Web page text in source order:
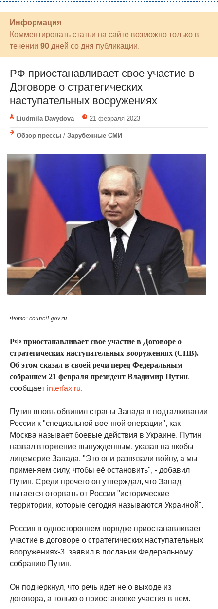
Информация
Комментировать статьи на сайте возможно только в
течении 90 дней со дня публикации.
РФ приостанавливает свое участие в
Договоре о стратегических
наступательных вооружениях
Liudmila Davydova 21 февраля 2023
Обзор прессы / Зарубежные СМИ
Фото: council.gov.ru
РФ приостанавливает свое участие в Договоре о
стратегических наступательных вооружениях (СНВ).
Об этом сказал в своей речи перед Федеральным
собранием 21 февраля президент Владимир Путин,
сообщает interfax.ru.
Путин вновь обвинил страны Запада в подталкивании
России к "специальной военной операции", как
Москва называет боевые действия в Украине. Путин
назвал вторжение вынужденным, указав на якобы
лицемерие Запада. "Это они развязали войну, а мы
применяем силу, чтобы её остановить", - добавил
Путин. Среди прочего он утверждал, что Запад
пытается оторвать от России "исторические
территории, которые сегодня называются Украиной".
Россия в одностороннем порядке приостанавливает
участие в договоре о стратегических наступательных
вооружениях-3, заявил в послании Федеральному
собранию Путин.
Он подчеркнул, что речь идет не о выходе из
договора, а только о приостановке участия в нем.